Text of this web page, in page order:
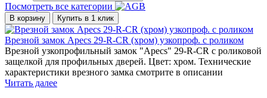
Посмотреть все категории
В корзину Купить в 1 клик
Врезной замок Apecs 29-R-CR (хром) узкопроф. с роликом
Врезной узкопрофильный замок "Apecs" 29-R-CR с роликовой
защелкой для профильных дверей. Цвет: хром. Технические
характеристики врезного замка смотрите в описании
Читать далее